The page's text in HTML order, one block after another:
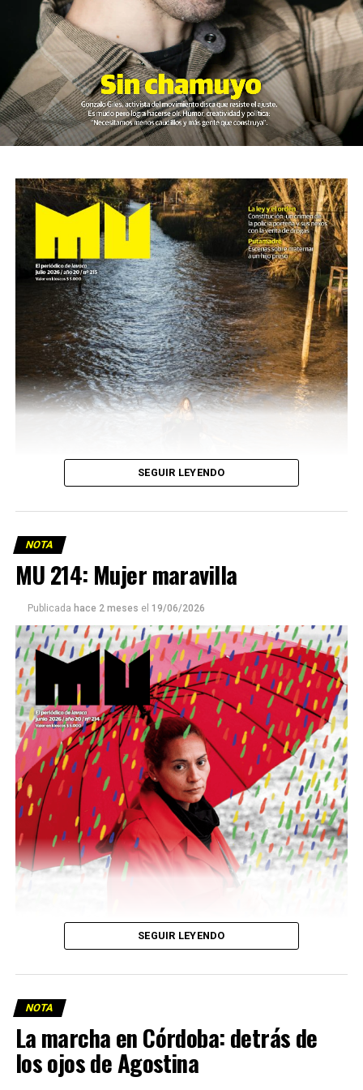
Este número 215 de MU ☝️viene con doble tapa, que
podría ser una frase:
Sin chamuyo, a remarla.
Descargar la Mu en PDF
Viaje a la vida en el Delta: Y la nave
SEGUIR LEYENDO
NOTA
MU 214: Mujer maravilla
Publicada hace 2 meses el 19/06/2026
SEGUIR LEYENDO
NOTA
La marcha en Córdoba: detrás de
los ojos de Agostina